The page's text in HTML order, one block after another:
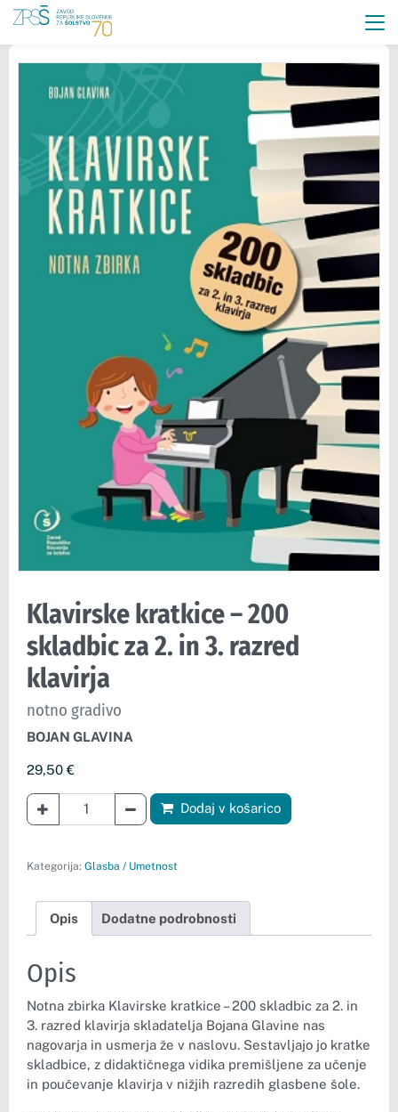
Klavirske kratkice – 200
skladbic za 2. in 3. razred
klavirja
notno gradivo
BOJAN GLAVINA
29,50€
količina Klavirske kratkice – 200 skladbic za 2. in 3. razred
Dodaj v košarico
Kategorija: Glasba / Umetnost
Opis Dodatne podrobnosti
Opis
Notna zbirka Klavirske kratkice – 200 skladbic za 2. in
3. razred klavirja skladatelja Bojana Glavine nas
nagovarja in usmerja že v naslovu. Sestavljajo jo kratke
skladbice, z didaktičnega vidika premišljene za učenje
in poučevanje klavirja v nižjih razredih glasbene šole.